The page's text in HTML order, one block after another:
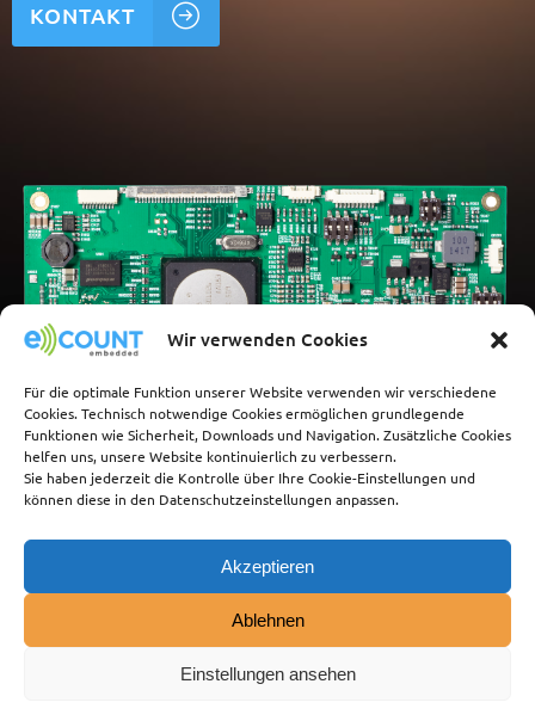
Wir verwenden Cookies
Für die optimale Funktion unserer Website verwenden wir verschiedene
Cookies. Technisch notwendige Cookies ermöglichen grundlegende
Funktionen wie Sicherheit, Downloads und Navigation. Zusätzliche Cookies
helfen uns, unsere Website kontinuierlich zu verbessern.
Sie haben jederzeit die Kontrolle über Ihre Cookie-Einstellungen und
können diese in den Datenschutzeinstellungen anpassen.
Akzeptieren
Ablehnen
Einstellungen ansehen
KONTAKT
eCOUNT
embedded GmbH
Schatzbogen 60/62